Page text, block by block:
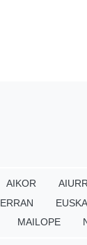
AIKOR
ERRAN
MAILOPE